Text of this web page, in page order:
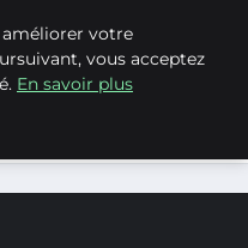
améliorer votre
vous acceptez
En savoir plus